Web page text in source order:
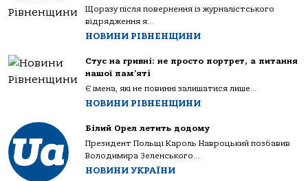
Щоразу після повернення із журналістського
відрядження я...
НОВИНИ РІВНЕНЩИНИ
Стус на гривні: не просто портрет, а питання
нашої пам’яті
Є імена, які не повинні залишатися лише...
НОВИНИ РІВНЕНЩИНИ
Білий Орел летить додому
Президент Польщі Кароль Навроцький позбавив
Володимира Зеленського...
НОВИНИ УКРАЇНИ